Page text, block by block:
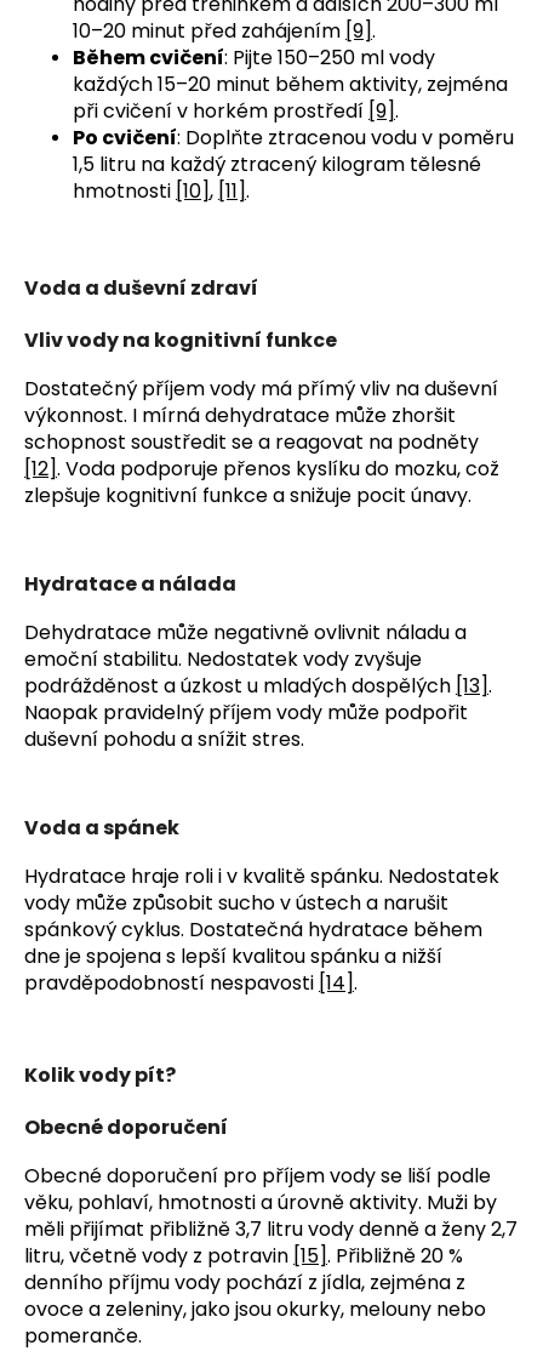
10–20 minut před zahájením [9].
Během cvičení: Pijte 150–250 ml vody
každých 15–20 minut během aktivity, zejména
při cvičení v horkém prostředí [9].
Po cvičení: Doplňte ztracenou vodu v poměru
1,5 litru na každý ztracený kilogram tělesné
hmotnosti [10], [11].
Voda a duševní zdraví
Vliv vody na kognitivní funkce
Dostatečný příjem vody má přímý vliv na duševní
výkonnost. I mírná dehydratace může zhoršit
[12]. Voda podporuje přenos kyslíku do mozku, což
zlepšuje kognitivní funkce a snižuje pocit únavy.
Hydratace a nálada
Dehydratace může negativně ovlivnit náladu a
emoční stabilitu. Nedostatek vody zvyšuje
podrážděnost a úzkost u mladých dospělých [13].
Naopak pravidelný příjem vody může podpořit
duševní pohodu a snížit stres.
Voda a spánek
Hydratace hraje roli i v kvalitě spánku. Nedostatek
vody může způsobit sucho v ústech a narušit
spánkový cyklus. Dostatečná hydratace během
dne je spojena s lepší kvalitou spánku a nižší
pravděpodobností nespavosti [14].
Kolik vody pít?
Obecné doporučení
Obecné doporučení pro příjem vody se liší podle
věku, pohlaví, hmotnosti a úrovně aktivity. Muži by
měli přijímat přibližně 3,7 litru vody denně a ženy 2,7
litru, včetně vody z potravin [15]. Přibližně 20 %
denního příjmu vody pochází z jídla, zejména z
ovoce a zeleniny, jako jsou okurky, melouny nebo
pomeranče.